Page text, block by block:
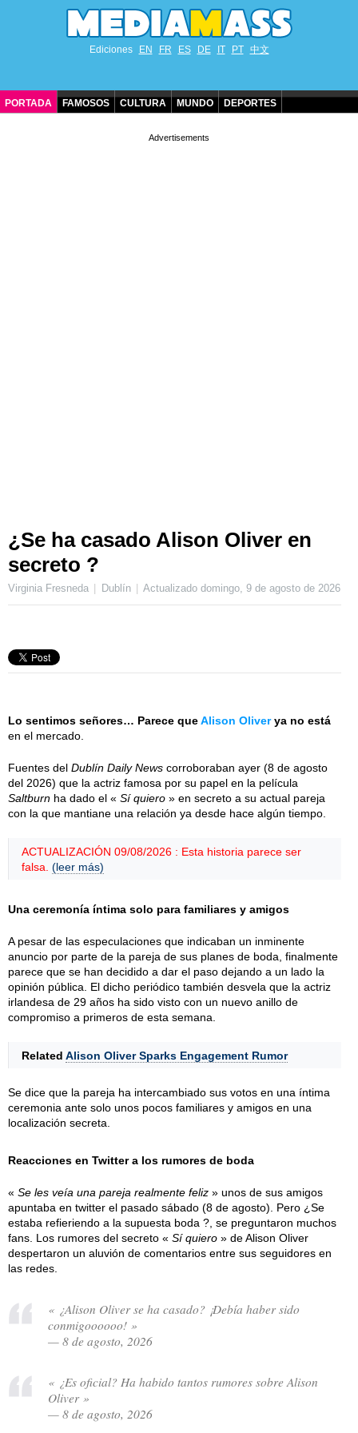
Ediciones EN FR ES DE IT PT 中文
PORTADA FAMOSOS CULTURA MUNDO DEPORTES
¿Se ha casado Alison Oliver en
secreto ?
Virginia Fresneda Dublín Actualizadodomingo, 9 de agosto de 2026
Lo sentimos señores… Parece queAlison Oliverya no está
en el mercado.
Fuentes del Dublín Daily News corroboraban ayer (8 de agosto
del 2026) que la actriz famosa por su papel en la película
Saltburn ha dado el « Sí quiero » en secreto a su actual pareja
con la que mantiane una relación ya desde hace algún tiempo.
ACTUALIZACIÓN 09/08/2026 : Esta historia parece ser
falsa. (leer más)
Una ceremonía íntima solo para familiares y amigos
A pesar de las especulaciones que indicaban un inminente
anuncio por parte de la pareja de sus planes de boda, finalmente
parece que se han decidido a dar el paso dejando a un lado la
opinión pública. El dicho periódico también desvela que la actriz
irlandesa de 29 años ha sido visto con un nuevo anillo de
compromiso a primeros de esta semana.
Related Alison Oliver Sparks Engagement Rumor
Se dice que la pareja ha intercambiado sus votos en una íntima
ceremonia ante solo unos pocos familiares y amigos en una
localización secreta.
Reacciones en Twitter a los rumores de boda
« Se les veía una pareja realmente feliz » unos de sus amigos
apuntaba en twitter el pasado sábado (8 de agosto). Pero ¿Se
estaba refieriendo a la supuesta boda ?, se preguntaron muchos
fans. Los rumores del secreto « Sí quiero » de Alison Oliver
despertaron un aluvión de comentarios entre sus seguidores en
las redes.
« ¿Alison Oliver se ha casado? ¡Debía haber sido
conmigoooooo! »
— 8 de agosto, 2026
« ¿Es oficial? Ha habido tantos rumores sobre Alison
Oliver »
— 8 de agosto, 2026